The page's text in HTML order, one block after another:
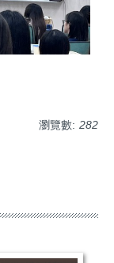
瀏覽數: 282